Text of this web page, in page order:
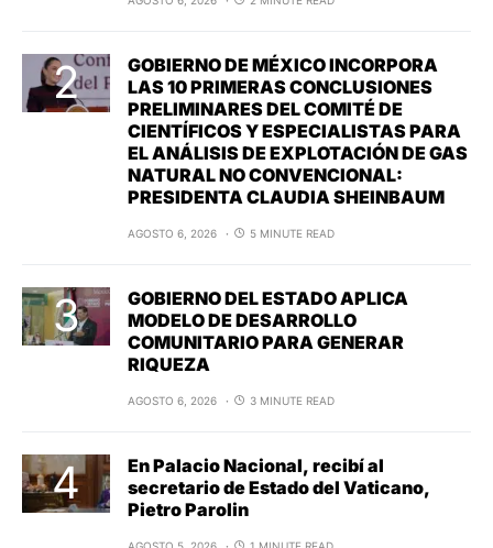
GOBIERNO DE MÉXICO INCORPORA
LAS 10 PRIMERAS CONCLUSIONES
PRELIMINARES DEL COMITÉ DE
CIENTÍFICOS Y ESPECIALISTAS PARA
EL ANÁLISIS DE EXPLOTACIÓN DE GAS
NATURAL NO CONVENCIONAL:
PRESIDENTA CLAUDIA SHEINBAUM
AGOSTO 6, 2026 5 MINUTE READ
GOBIERNO DEL ESTADO APLICA
MODELO DE DESARROLLO
COMUNITARIO PARA GENERAR
RIQUEZA
AGOSTO 6, 2026 3 MINUTE READ
En Palacio Nacional, recibí al
secretario de Estado del Vaticano,
Pietro Parolin